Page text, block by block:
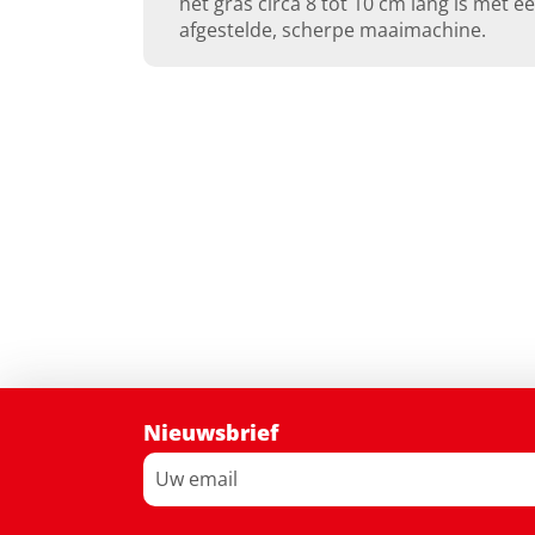
afgestelde, scherpe maaimachine.
Nieuwsbrief